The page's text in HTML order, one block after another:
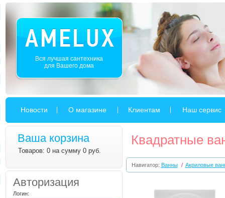
Вся лучшая сантехника
для Вашего дома
Новости О магазине Клиентам Наш сервис
Ваша корзина
Товаров: 0 на сумму 0 руб.
Авторизация
Логин:
Квадратные
Навигатор: Ванны / Акриловые